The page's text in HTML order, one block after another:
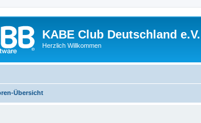
KABE Club Deutschland e.V.
Herzlich Willkommen
Übersicht